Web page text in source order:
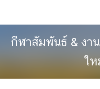
กีฬาสัมพันธ์ & งา
ให